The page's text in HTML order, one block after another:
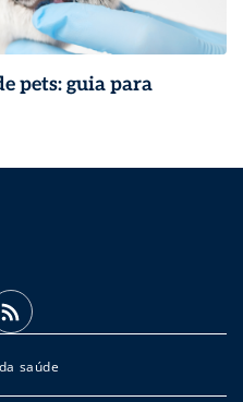
pets: guia para
saúde